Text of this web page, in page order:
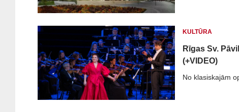
KULTŪRA
Rīgas Sv.
(+VIDEO)
No klasiskajām